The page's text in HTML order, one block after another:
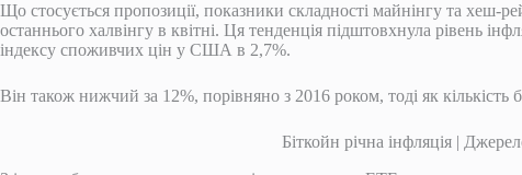
Що стосується пропозиції, показники складності майнінгу та хеш-
останнього халвінгу в квітні. Ця тенденція підштовхнула рівень
індексу споживчих цін у США в 2,7%.
Він також нижчий за 12%, порівняно з 2016 роком, тоді як кількість
Біткойн річна інфляція |